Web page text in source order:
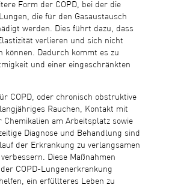
Form der COPD, bei der die
die für den Gasaustausch
werden. Dies führt dazu, dass
verlieren und sich nicht
können. Dadurch kommt es zu
und einer eingeschränkten
COPD, oder chronisch obstruktive
Rauchen, Kontakt mit
Chemikalien am Arbeitsplatz sowie
Diagnose und Behandlung sind
der Erkrankung zu verlangsamen
Diese Maßnahmen
COPD-Lungenerkrankung
ein erfüllteres Leben zu